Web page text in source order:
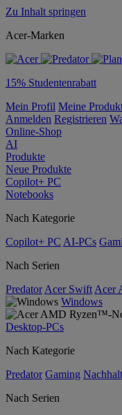
Zu Inhalt springen
Acer-Marken
15% Studentenrabatt
Mein Profil Meine
Anmelden Registrieren
Online-Shop
AI
Produkte
Neue Produkte
Copilot+ PC
Notebooks
Nach Kategorie
Copilot+ PC AI-PCs
Nach Serien
Predator Acer Swift Acer
Windows
Desktop-PCs
Nach Kategorie
Predator Gaming
Nach Serien